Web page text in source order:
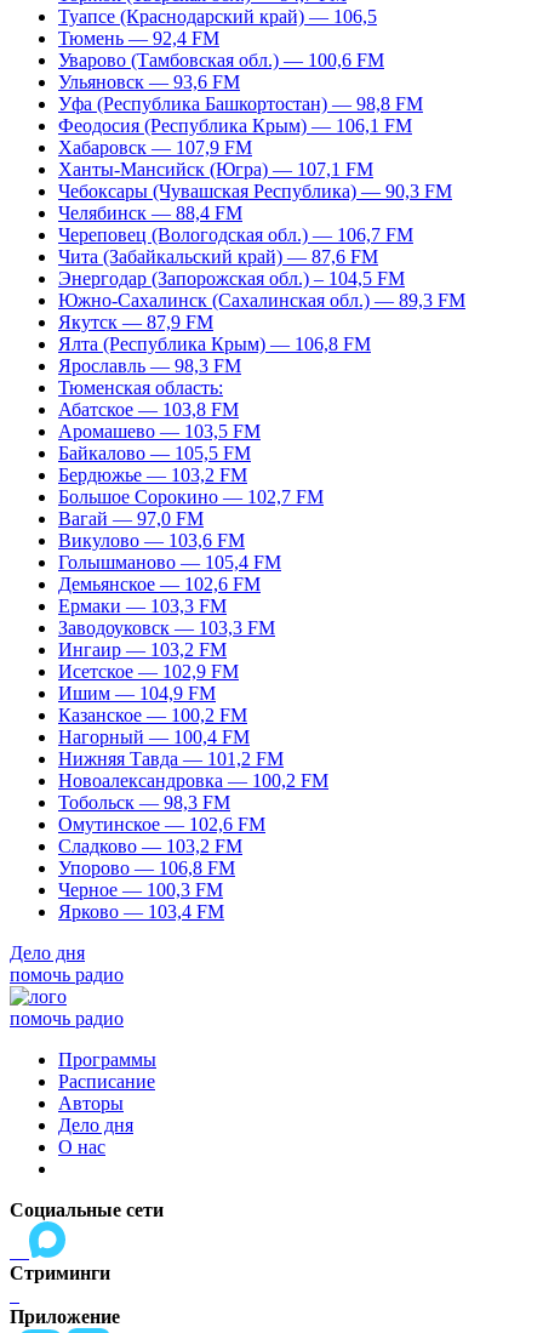
Туапсе (Краснодарский край) — 106,5
Тюмень — 92,4 FM
Уварово (Тамбовская обл.) — 100,6 FM
Ульяновск — 93,6 FM
Уфа (Республика Башкортостан) — 98,8 FM
Феодосия (Республика Крым) — 106,1 FM
Хабаровск — 107,9 FM
Ханты-Мансийск (Югра) — 107,1 FM
Чебоксары (Чувашская Республика) — 90,3 FM
Челябинск — 88,4 FM
Череповец (Вологодская обл.) — 106,7 FM
Чита (Забайкальский край) — 87,6 FM
Энергодар (Запорожская обл.) – 104,5 FM
Южно-Сахалинск (Сахалинская обл.) — 89,3 FM
Якутск — 87,9 FM
Ялта (Республика Крым) — 106,8 FM
Ярославль — 98,3 FM
Тюменская область:
Абатское — 103,8 FM
Аромашево — 103,5 FM
Байкалово — 105,5 FM
Бердюжье — 103,2 FM
Большое Сорокино — 102,7 FM
Вагай — 97,0 FM
Викулово — 103,6 FM
Голышманово — 105,4 FM
Демьянское — 102,6 FM
Ермаки — 103,3 FM
Заводоуковск — 103,3 FM
Ингаир — 103,2 FM
Исетское — 102,9 FM
Ишим — 104,9 FM
Казанское — 100,2 FM
Нагорный — 100,4 FM
Нижняя Тавда — 101,2 FM
Новоалександровка — 100,2 FM
Тобольск — 98,3 FM
Омутинское — 102,6 FM
Сладково — 103,2 FM
Упорово — 106,8 FM
Черное — 100,3 FM
Ярково — 103,4 FM
Дело дня
помочь радио
помочь радио
Программы
Расписание
Авторы
Дело дня
О нас
Социальные сети
Стриминги
Приложение